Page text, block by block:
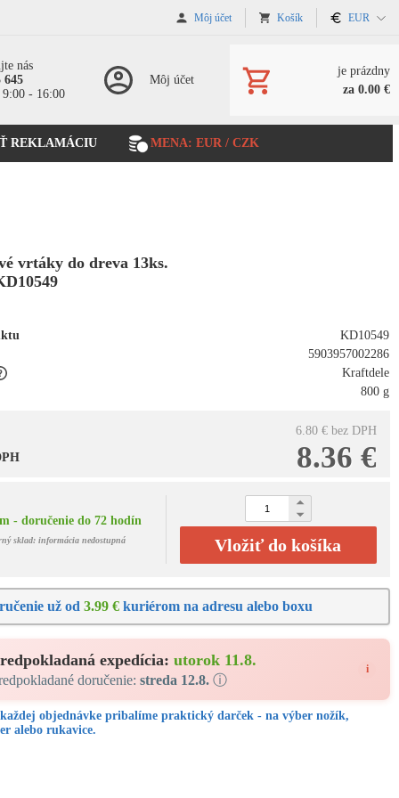
Môj účet Košík EUR
nás
645
- 16:00
Môj účet
je prázdny
za 0.00 €
REKLAMÁCIU MENA: EUR / CZK
vrtáky do dreva 13ks.
KD10549
5903957002286
Kraftdele
800 g
6.80 € bez DPH
8.36 €
- doručenie do 72 hodín
sklad: informácia nedostupná Vložiť do košíka
už od3.99 € kuriérom na adresu alebo boxu
expedícia:utorok 11.8.
doručenie:streda 12.8. ⓘ
i
objednávke pribalíme praktický darček - na výber nožík,
alebo rukavice.